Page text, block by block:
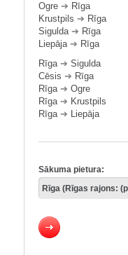
Ogre ➔ Rīga
Krustpils ➔ Rīga
Sigulda➔ Rīga
Liepāja➔ Rīga
Rīga➔ Sigulda
Cēsis ➔ Rīga
Rīga➔ Ogre
Rīga➔ Krustpils
Rīga➔ Liepāja
Sākuma pietura: